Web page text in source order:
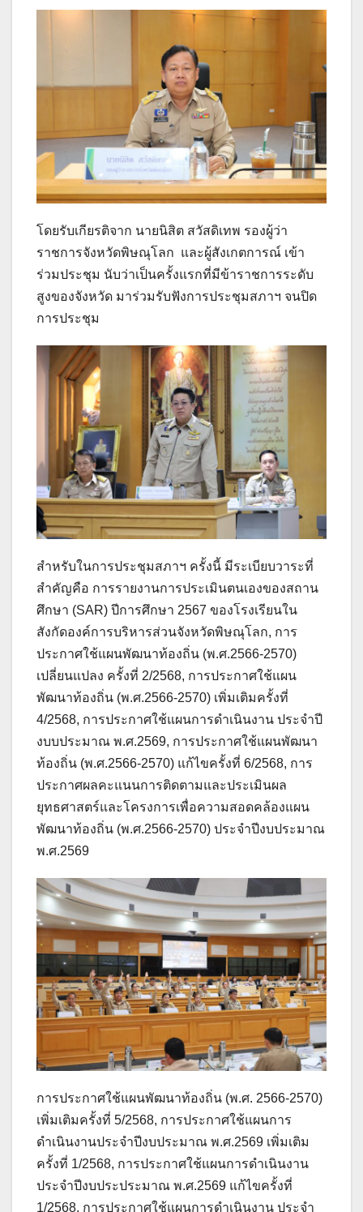
โดยรับเกียรติจาก นายนิสิต สวัสดิเทพ รองผู้ว่า
ราชการจังหวัดพิษณุโลก และผู้สังเกตการณ์ เข้า
ร่วมประชุม นับว่าเป็นครั้งแรกที่มีข้าราชการระดับ
สูงของจังหวัด มาร่วมรับฟังการประชุมสภาฯ จนปิด
การประชุม
สำหรับในการประชุมสภาฯ ครั้งนี้ มีระเบียบวาระที่
สำคัญคือ การรายงานการประเมินตนเองของสถาน
ศึกษา (SAR) ปีการศึกษา 2567 ของโรงเรียนใน
สังกัดองค์การบริหารส่วนจังหวัดพิษณุโลก, การ
ประกาศใช้แผนพัฒนาท้องถิ่น (พ.ศ.2566-2570)
เปลี่ยนแปลง ครั้งที่ 2/2568, การประกาศใช้แผน
พัฒนาท้องถิ่น (พ.ศ.2566-2570) เพิ่มเติมครั้งที่
4/2568, การประกาศใช้แผนการดำเนินงาน ประจำปี
งบบประมาณ พ.ศ.2569, การประกาศใช้แผนพัฒนา
ท้องถิ่น (พ.ศ.2566-2570) แก้ไขครั้งที่ 6/2568, การ
ประกาศผลคะแนนการติดตามและประเมินผล
ยุทธศาสตร์และโครงการเพื่อความสอดคล้องแผน
พัฒนาท้องถิ่น (พ.ศ.2566-2570) ประจำปีงบประมาณ
พ.ศ.2569
การประกาศใช้แผนพัฒนาท้องถิ่น (พ.ศ. 2566-2570)
เพิ่มเติมครั้งที่ 5/2568, การประกาศใช้แผนการ
ดำเนินงานประจำปีงบประมาณ พ.ศ.2569 เพิ่มเติม
ครั้งที่ 1/2568, การประกาศใช้แผนการดำเนินงาน
ประจำปีงบประประมาณ พ.ศ.2569 แก้ไขครั้งที่
1/2568, การประกาศใช้แผนการดำเนินงาน ประจำ